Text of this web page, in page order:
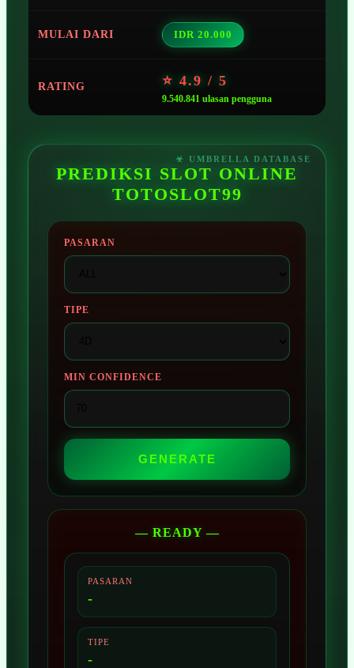
MULAI DARI IDR 20.000
RATING ⭐ 4.9 / 5
9.540.841 ulasan pengguna
PREDIKSI SLOT ONLINE
TOTOSLOT99
PASARAN
TIPE
MIN CONFIDENCE
GENERATE
— READY —
PASARAN
-
TIPE
-